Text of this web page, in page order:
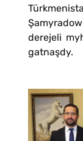
derejeli
gatnaşdy.